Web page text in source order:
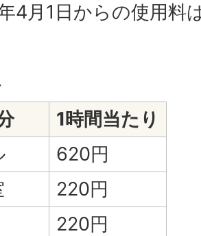
4月1日からの使用料
1時間当たり
620円
220円
220円